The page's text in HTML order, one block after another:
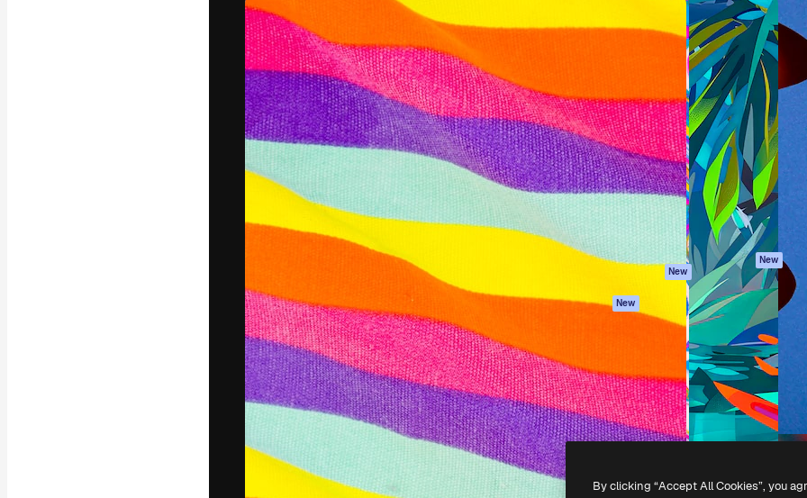
Clipes de vídeo
Animações
Modelos de vídeos
Ícones
Modelos 3D
Fontes
A plataforma criativa para você direcionar
seu melhor trabalho. Mais de 1 milhão de
assinantes entre criativos, empresas,
agências e estúdios.
Português
Spaces
Assistente de IA
Gerador de
imagens
Gerador de vídeos
Texto para voz
Conteúdo de stock
MCP para
New
Agentes New
Todas as
ferramentas
Começar
Academy
Documentação
Atendimento
Termos e
condições
Política de
privacidade
Originais New
Política de
Central de
confiabilidade
Afiliados
Empresas
Copyright © 2010-2026Freepik Company S.L.U.Todos os direitos reservados.
By clicking “Accept All Cookies”, you